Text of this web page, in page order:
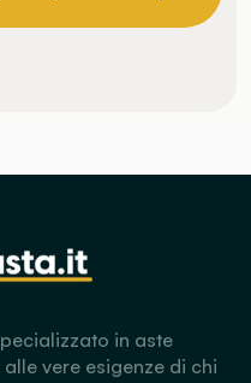
in aste
vere esigenze di chi